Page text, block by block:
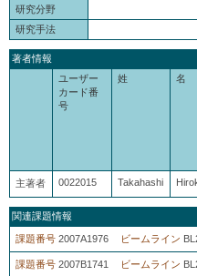
研究分野
研究手法
著者情報
ユーザー
カード番
号
姓 名
主著者 0022015 Takahashi
関連課題情報
課題番号 2007A1976 ビームライン
課題番号 2007B1741 ビームライン